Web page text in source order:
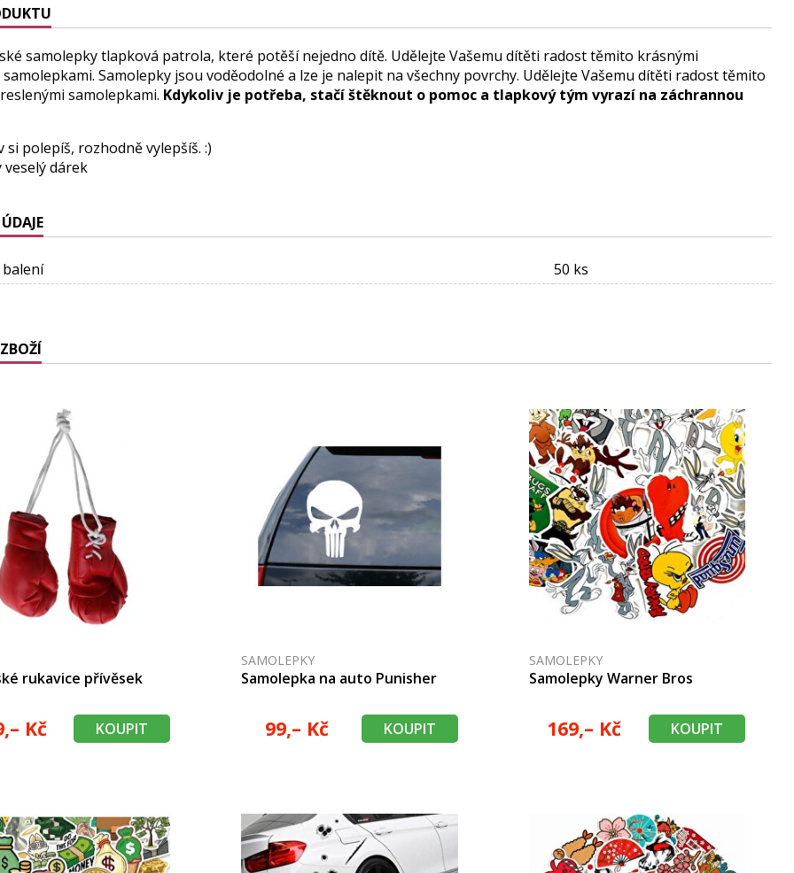
samolepky tlapková patrola, které potěší nejedno dítě. Udělejte Vašemu dítěti radost těmito krásnými
Samolepky jsou voděodolné a lze je nalepit na všechny povrchy. Udělejte Vašemu dítěti radost těmito
samolepkami. Kdykoliv je potřeba, stačí štěknout o pomoc a tlapkový tým vyrazí na záchrannou
si polepíš, rozhodně vylepšíš. :)
veselý dárek
50 ks
rukavice přívěsek
Kč KOUPIT
SAMOLEPKY
Samolepka na auto Punisher
99,– Kč KOUPIT
SAMOLEPKY
Samolepky Warner Bros
169,– Kč KOUPIT